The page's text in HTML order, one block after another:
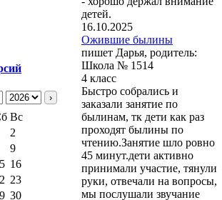
›
Вс
2
9
16
23
30
детей.
16.10.2025
Ожившие былины
пишет Дарья, родитель:
Школа № 1514
4 класс
Быстро собрались и
заказали занятие по
былинам, тк дети как раз
проходят былины по
чтению.Занятие шло ровно
45 минут.дети активно
принимали участие, тянули
руки, отвечали на вопросы,
мы послушали звучание